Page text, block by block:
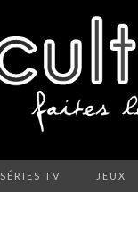
SÉRIES TV JEUX